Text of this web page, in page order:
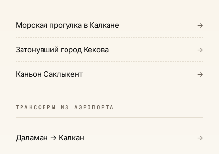
Морская прогулка в Калкане →
Затонувший город Кекова →
Каньон Саклыкент →
ТРАНСФЕРЫ ИЗ АЭРОПОРТА
Даламан → Калкан →